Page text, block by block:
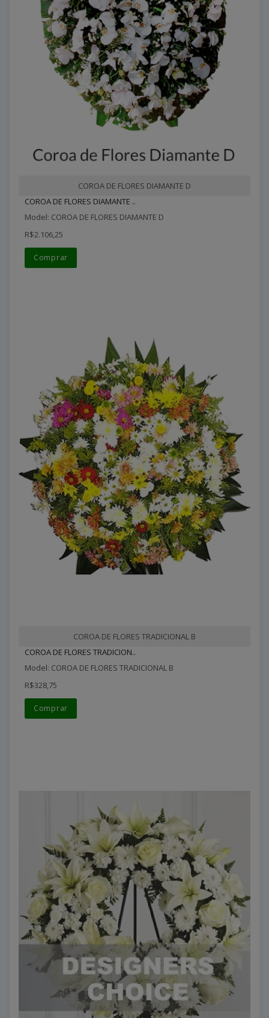
COROA DE FLORES DIAMANTE D
COROA DE FLORES DIAMANTE ..
Model: COROA DE FLORES DIAMANTE D
R$2.106,25
Comprar
COROA DE FLORES TRADICIONAL B
COROA DE FLORES TRADICION..
Model: COROA DE FLORES TRADICIONAL B
R$328,75
Comprar